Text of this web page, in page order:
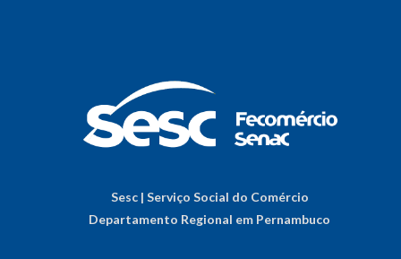
Sesc | Serviço Social do Comércio
Departamento Regional em Pernambuco